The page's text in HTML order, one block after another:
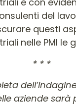
del
questi
nelle PMI le
* * *
aziende sarà